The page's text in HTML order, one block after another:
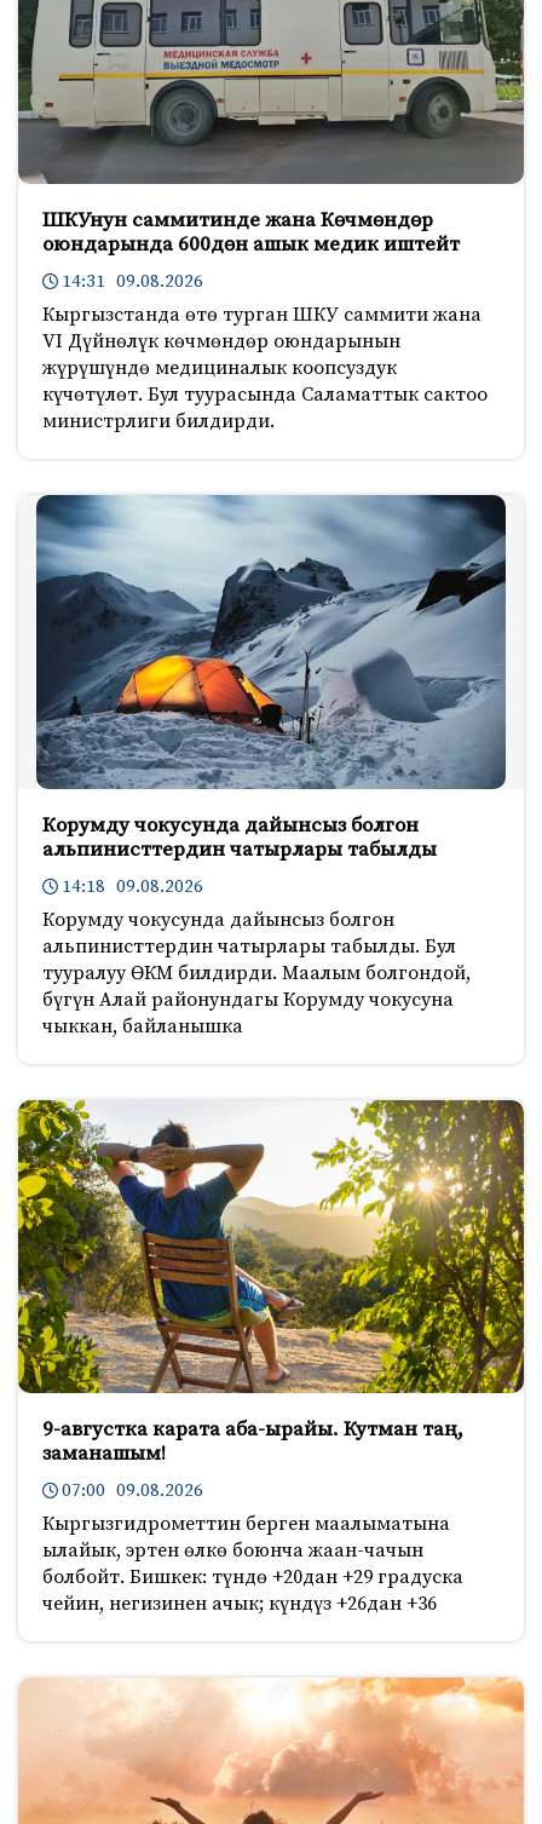
ШКУнун саммитинде жана Көчмөндөр
оюндарында 600дөн ашык медик иштейт
14:31 09.08.2026
Кыргызстанда өтө турган ШКУ саммити жана
VI Дүйнөлүк көчмөндөр оюндарынын
жүрүшүндө медициналык коопсуздук
күчөтүлөт. Бул туурасында Саламаттык сактоо
министрлиги билдирди.
Корумду чокусунда дайынсыз болгон
альпинисттердин чатырлары табылды
14:18 09.08.2026
Корумду чокусунда дайынсыз болгон
альпинисттердин чатырлары табылды. Бул
тууралуу ӨКМ билдирди. Маалым болгондой,
бүгүн Алай районундагы Корумду чокусуна
чыккан, байланышка
9-августка карата аба-ырайы. Кутман таң,
заманашым!
07:00 09.08.2026
Кыргызгидрометтин берген маалыматына
ылайык, эртен өлкө боюнча жаан-чачын
болбойт. Бишкек: түндө +20дан +29 градуска
чейин, негизинен ачык; күндүз +26дан +36